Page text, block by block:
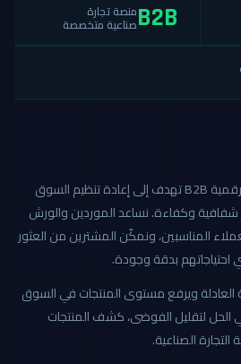
B2Bمنصة تجارة
صناعية متخصصة
كاربيد هي أول منصة صناعية رقمية B2B تهدف إلى إعادة تنظيم السوق
وكفاءة. نساعد الموردين والورش
المناسبين، ونمكّن المشترين من العثور
احتياجاتهم بدقة وجودة.
العادلة ويرفع مستوى المنتجات في السوق
الحل لتقليل الفوضى، كشف المنتجات
الصناعية.